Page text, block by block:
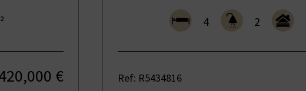
€
4 2
Ref: R5434816